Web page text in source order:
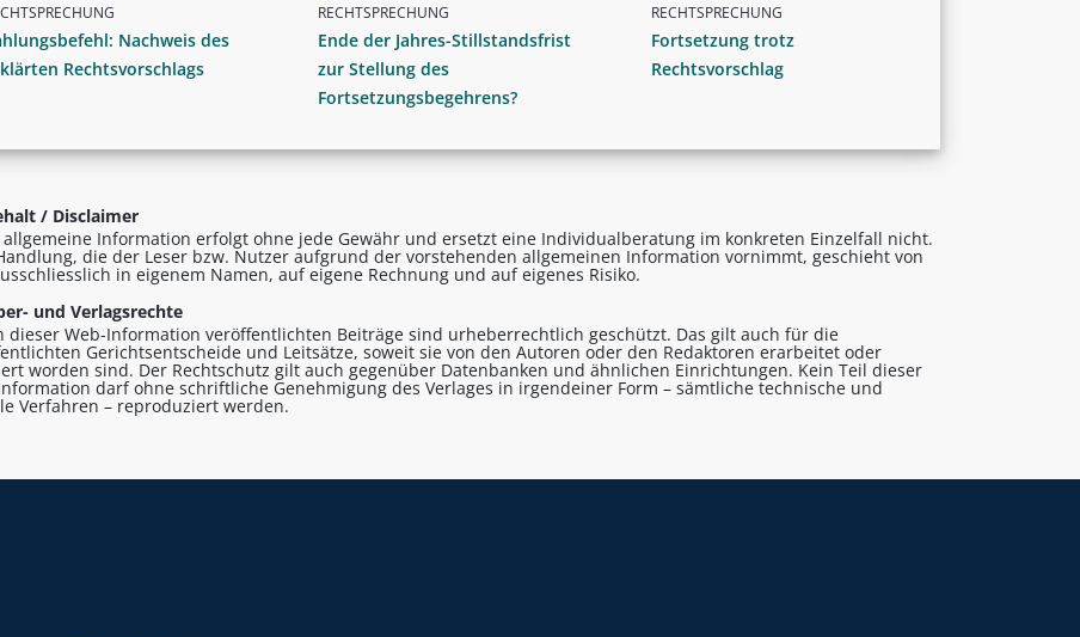
Nachweis des
Rechtsvorschlags
RECHTSPRECHUNG
Ende der Jahres-Stillstandsfrist
zur Stellung des
Fortsetzungsbegehrens?
RECHTSPRECHUNG
Fortsetzung trotz
Rechtsvorschlag
/ Disclaimer
allgemeine Information erfolgt ohne jede Gewähr und ersetzt eine Individualberatung im konkreten Einzelfall nicht.
die der Leser bzw. Nutzer aufgrund der vorstehenden allgemeinen Information vornimmt, geschieht von
in eigenem Namen, auf eigene Rechnung und auf eigenes Risiko.
und Verlagsrechte
dieser Web-Information veröffentlichten Beiträge sind urheberrechtlich geschützt. Das gilt auch für die
Gerichtsentscheide und Leitsätze, soweit sie von den Autoren oder den Redaktoren erarbeitet oder
worden sind. Der Rechtschutz gilt auch gegenüber Datenbanken und ähnlichen Einrichtungen. Kein Teil dieser
darf ohne schriftliche Genehmigung des Verlages in irgendeiner Form – sämtliche technische und
Verfahren – reproduziert werden.